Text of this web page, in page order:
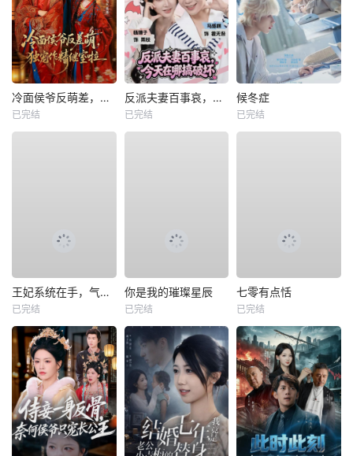
冷面侯爷反萌差，独宠作精继室啦
已完结
反派夫妻百事哀，今天在哪搞破坏
已完结
候冬症
已完结
王妃系统在手，气的王爷发抖
已完结
你是我的璀璨星辰
已完结
七零有点恬
已完结